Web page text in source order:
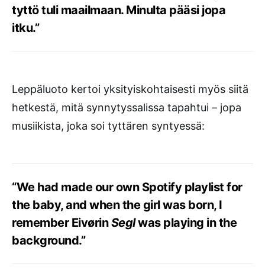
tyttö tuli maailmaan. Minulta pääsi jopa
itku.”
Leppäluoto kertoi yksityiskohtaisesti myös siitä
hetkestä, mitä synnytyssalissa tapahtui – jopa
musiikista, joka soi tyttären syntyessä:
“We had made our own Spotify playlist for
the baby, and when the girl was born, I
remember EivørinSeglwas playing in the
background.”